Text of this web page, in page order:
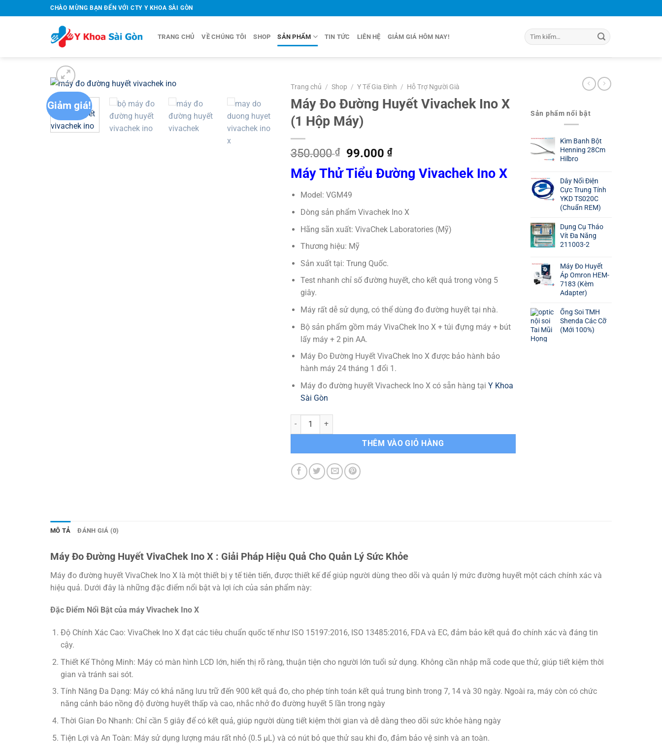
qua
CHÀO MỪNG BẠN ĐẾN VỚI CTY Y KHOA SÀI GÒN
TRANG CHỦ VỀ CHÚNG TÔI SHOP SẢN PHẨM TIN TỨC LIÊN HỆ GIẢM GIÁ HÔM NAY!
Tìm
kiếm:
Giảm giá!
Trang chủ / Shop / Y Tế Gia Đình / Hỗ Trợ Người Già
Máy Đo Đường Huyết Vivachek Ino X
(1 Hộp Máy)
350.000₫
Giá
gốc
là:
350.000 ₫.
99.000 ₫Giá
hiện
tại
Máy Thử Tiểu Đường Vivachek Ino X
Model: VGM49
Dòng sản phẩm Vivachek Ino X
Hãng sãn xuất: VivaChek Laboratories (Mỹ)
Thương hiệu: Mỹ
Sản xuất tại: Trung Quốc.
Test nhanh chỉ số đường huyết, cho kết quả trong vòng 5
giây.
Máy rất dễ sử dụng, có thể dùng đo đường huyết tại nhà.
Bộ sản phẩm gồm máy VivaChek Ino X + túi đựng máy + bút
lấy máy + 2 pin AA.
Máy Đo Đường Huyết VivaChek Ino X được bảo hành bảo
hành máy 24 tháng 1 đổi 1.
Máy đo đường huyết Vivacheck Ino X có sẵn hàng tạiY Khoa
Sài Gòn
Máy Đo Đường Huyết Vivachek Ino X (1 Hộp Máy) số lượng
THÊM VÀO GIỎ HÀNG
Sản phẩm nổi bật
Kìm Banh Bột
Henning 28Cm
Hilbro
Dây Nối Điện
Cực Trung Tính
YKD TS020C
(Chuẩn REM)
Dụng Cụ Tháo
Vít Đa Năng
211003-2
Máy Đo Huyết
Áp Omron HEM-
7183 (Kèm
Adapter)
Ống Soi TMH
Shenda Các Cỡ
(Mới 100%)
MÔ TẢ ĐÁNH GIÁ (0)
Máy Đo Đường Huyết VivaChek Ino X : Giải Pháp Hiệu Quả Cho Quản Lý Sức Khỏe
Máy đo đường huyết VivaChek Ino X là một thiết bị y tế tiên tiến, được thiết kế để giúp người dùng theo dõi và quản lý mức đường huyết một cách chính xác và
hiệu quả. Dưới đây là những đặc điểm nổi bật và lợi ích của sản phẩm này:
Đặc Điểm Nổi Bật của máy Vivachek Ino X
Độ Chính Xác Cao: VivaChek Ino X đạt các tiêu chuẩn quốc tế như ISO 15197:2016, ISO 13485:2016, FDA và EC, đảm bảo kết quả đo chính xác và đáng tin
cậy.
Thiết Kế Thông Minh: Máy có màn hình LCD lớn, hiển thị rõ ràng, thuận tiện cho người lớn tuổi sử dụng. Không cần nhập mã code que thử, giúp tiết kiệm thời
gian và tránh sai sót.
Tính Năng Đa Dạng: Máy có khả năng lưu trữ đến 900 kết quả đo, cho phép tính toán kết quả trung bình trong 7, 14 và 30 ngày. Ngoài ra, máy còn có chức
năng cảnh báo nồng độ đường huyết thấp và cao, nhắc nhở đo đường huyết 5 lần trong ngày
Thời Gian Đo Nhanh: Chỉ cần 5 giây để có kết quả, giúp người dùng tiết kiệm thời gian và dễ dàng theo dõi sức khỏe hàng ngày
Tiện Lợi và An Toàn: Máy sử dụng lượng máu rất nhỏ (0.5 µL) và có nút bỏ que thử sau khi đo, đảm bảo vệ sinh và an toàn.